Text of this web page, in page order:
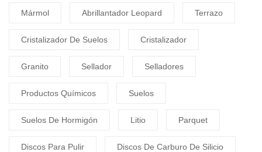
Mármol Abrillantador Leopard Terrazo
Cristalizador De Suelos Cristalizador
Granito Sellador Selladores
Productos Químicos Suelos
Suelos De Hormigón Litio Parquet
Discos Para Pulir Discos De Carburo De Silicio